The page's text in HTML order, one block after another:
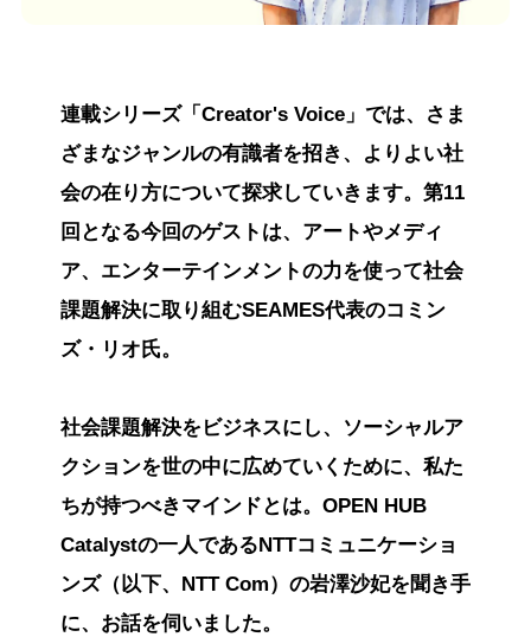
連載シリーズ「Creator's Voice」では、さま
ざまなジャンルの有識者を招き、よりよい社
会の在り方について探求していきます。第11
回となる今回のゲストは、アートやメディ
ア、エンターテインメントの力を使って社会
課題解決に取り組むSEAMES代表のコミン
ズ・リオ氏。
社会課題解決をビジネスにし、ソーシャルア
クションを世の中に広めていくために、私た
ちが持つべきマインドとは。OPEN HUB
Catalystの一人であるNTTコミュニケーショ
ンズ（以下、NTT Com）の岩澤沙妃を聞き手
に、お話を伺いました。